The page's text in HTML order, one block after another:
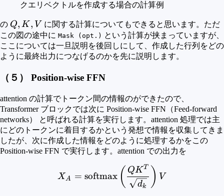
クエリベクトルを作成する場合の計算例
の Q,K,V
Q, K , V に関する計算についてもできると思います。ただ
この図の途中に Mask (opt.) という計算が挟まっていますが、
ここについては一旦説明を後回しにして、作成した行列をどの
ように最終出力につなげるのかを先に説明します。
（５） Position-wise FFN
attention の計算でトークン間の情報のができたので、
Transformer ブロックでは次に Position-wise FFN（Feed-forward
networks） と呼ばれる計算を実行します。attention 処理では主
にどのトークンに着目するかという発想で情報を収集してきま
したが、次に作成した情報をどのように処理するかをこの
Position-wise FFN で実行します。attention での出力を
X_A = {\rm{softmax}}
XA = softmax ( dk
QKT ) V